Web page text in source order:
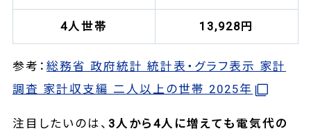
4人世帯 13,928円
参考： 総務省 政府統計 統計表・グラフ表示 家計
調査 家計収支編 二人以上の世帯 2025年
注目したいのは、 3人から4人に増えても電気代の